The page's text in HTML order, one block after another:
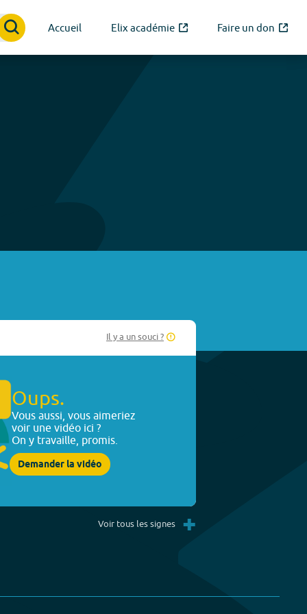
Accueil Elix académie Faire un don
Il y a un souci ?
Oups.
Vous aussi, vous aimeriez
voir une vidéo ici ?
On y travaille, promis.
Demander la vidéo
Voir tous les signes +